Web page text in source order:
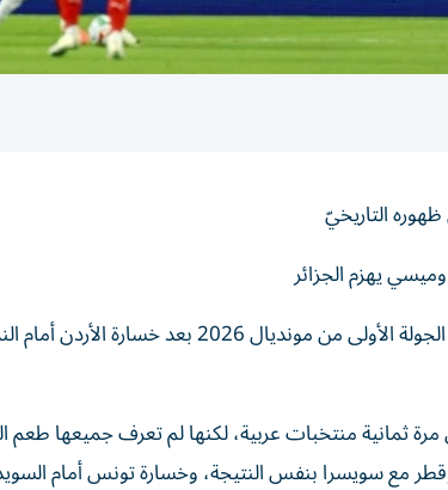
يهزم الجزائر
في مونديال 2026 لأول مرة ثمانية منتخبات عربية، لكنها لم تعرف